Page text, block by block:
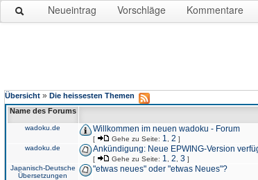
Neueintrag Vorschläge Kommentare
Übersicht » Die heissesten Themen
Name des Forums
wadoku.de Willkommen im neuen wadoku - Forum
[ Gehe zu Seite: 1 2 ]
wadoku.de Ankündigung: Neue EPWING-Version
[ Gehe zu Seite: 1 2 3 ]
Japanisch-Deutsche
Übersetzungen
"etwas neues" oder "etwas Neues"?